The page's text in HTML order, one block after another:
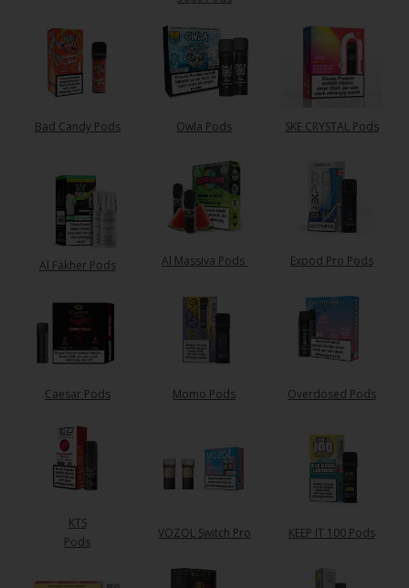
Bad Candy Pods Owla Pods SKE CRYSTAL Pods
Al Fakher Pods Al Massiva Pods Expod Pro Pods
Caesar Pods Momo Pods Overdosed Pods
KTS
Pods
VOZOL Switch Pro KEEP IT 100 Pods